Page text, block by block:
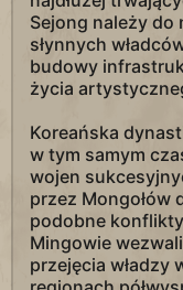
Sejong należy
słynnych
budowy
życia
Koreańska
w tym samym
wojen
przez Mongołów
podobne
Mingowie
przejęcia władzy